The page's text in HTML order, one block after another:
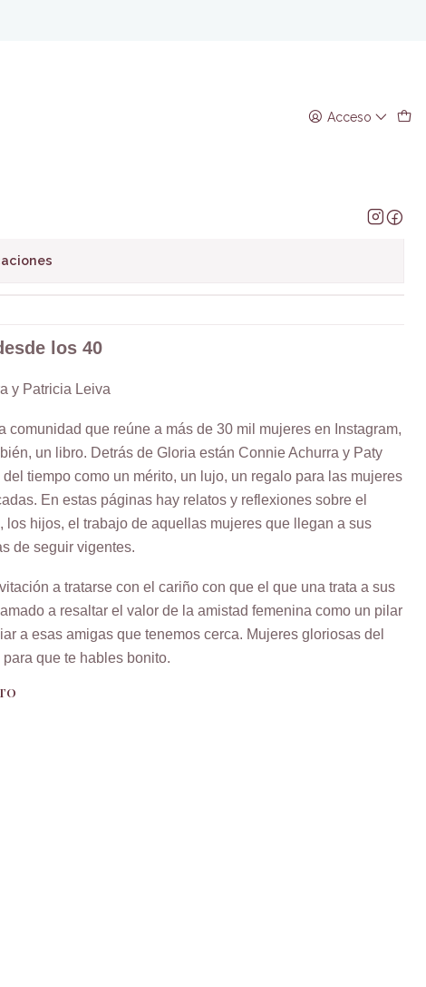
Acceso
40
los 40
y Patricia Leiva
comunidad que reúne a más de 30 mil mujeres en Instagram,
un libro. Detrás de Gloria están Connie Achurra y Paty
tiempo como un mérito, un lujo, un regalo para las mujeres
En estas páginas hay relatos y reflexiones sobre el
los hijos, el trabajo de aquellas mujeres que llegan a sus
de seguir vigentes.
a tratarse con el cariño con que el que una trata a sus
a resaltar el valor de la amistad femenina como un pilar
a esas amigas que tenemos cerca. Mujeres gloriosas del
que te hables bonito.